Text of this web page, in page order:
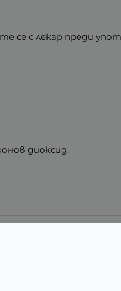
се с лекар преди
диоксид.